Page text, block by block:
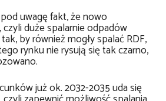
uwagę fakt, że nowo
duże spalarnie odpadów
by również mogły spalać RDF,
rynku nie rysują się tak czarno,
już ok. 2032-2035 uda się